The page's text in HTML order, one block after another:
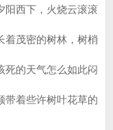
西下，火烧云滚滚
着茂密的树林，树梢
死的天气怎么如此闷
带着些许树叶花草的